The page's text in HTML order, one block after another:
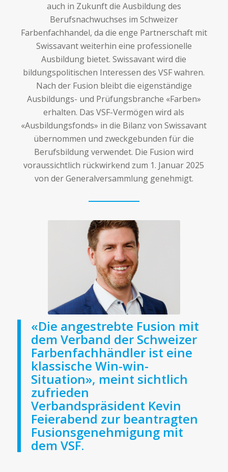
auch in Zukunft die Ausbildung des
Berufsnachwuchses im Schweizer
Farbenfachhandel, da die enge Partnerschaft mit
Swissavant weiterhin eine professionelle
Ausbildung bietet. Swissavant wird die
bildungspolitischen Interessen des VSF wahren.
Nach der Fusion bleibt die eigenständige
Ausbildungs- und Prüfungsbranche «Farben»
erhalten. Das VSF-Vermögen wird als
«Ausbildungsfonds» in die Bilanz von Swissavant
übernommen und zweckgebunden für die
Berufsbildung verwendet. Die Fusion wird
voraussichtlich rückwirkend zum 1. Januar 2025
von der Generalversammlung genehmigt.
«Die angestrebte Fusion mit
dem Verband der Schweizer
Farbenfachhändler ist eine
klassische Win-win-
Situation», meint sichtlich
zufrieden
Verbandspräsident Kevin
Feierabend zur beantragten
Fusionsgenehmigung mit
dem VSF.